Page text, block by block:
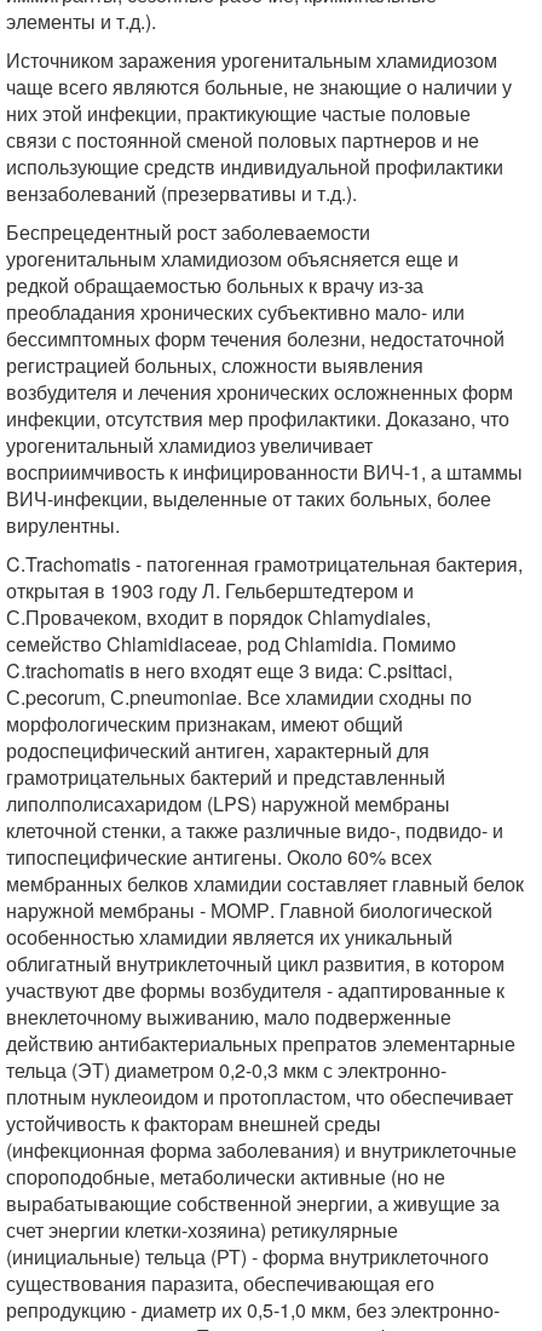
элементы и т.д.).
Источником заражения урогенитальным хламидиозом
чаще всего являются больные, не знающие о наличии у
них этой инфекции, практикующие частые половые
связи с постоянной сменой половых партнеров и не
использующие средств индивидуальной профилактики
вензаболеваний (презервативы и т.д.).
Беспрецедентный рост заболеваемости
урогенитальным хламидиозом объясняется еще и
редкой обращаемостью больных к врачу из-за
преобладания хронических субъективно мало- или
бессимптомных форм течения болезни, недостаточной
регистрацией больных, сложности выявления
возбудителя и лечения хронических осложненных форм
инфекции, отсутствия мер профилактики. Доказано, что
урогенитальный хламидиоз увеличивает
восприимчивость к инфицированности ВИЧ-1, а штаммы
ВИЧ-инфекции, выделенные от таких больных, более
вирулентны.
C.Trachomatis - патогенная грамотрицательная бактерия,
открытая в 1903 году Л. Гельберштедтером и
С.Провачеком, входит в порядок Chlamydiales,
семейство Chlamidiaceae, род Chlamidia. Помимо
C.trachomatis в него входят еще 3 вида: С.psittaci,
С.pecorum, С.pneumoniae. Все хламидии сходны по
морфологическим признакам, имеют общий
родоспецифический антиген, характерный для
грамотрицательных бактерий и представленный
липолполисахаридом (LPS) наружной мембраны
клеточной стенки, а также различные видо-, подвидо- и
типоспецифические антигены. Около 60% всех
мембранных белков хламидии составляет главный белок
наружной мембраны - МОМР. Главной биологической
особенностью хламидии является их уникальный
облигатный внутриклеточный цикл развития, в котором
участвуют две формы возбудителя - адаптированные к
внеклеточному выживанию, мало подверженные
действию антибактериальных препратов элементарные
тельца (ЭТ) диаметром 0,2-0,3 мкм с электронно-
плотным нуклеоидом и протопластом, что обеспечивает
устойчивость к факторам внешней среды
(инфекционная форма заболевания) и внутриклеточные
спороподобные, метаболически активные (но не
вырабатывающие собственной энергии, а живущие за
счет энергии клетки-хозяина) ретикулярные
(инициальные) тельца (РТ) - форма внутриклеточного
существования паразита, обеспечивающая его
репродукцию - диаметр их 0,5-1,0 мкм, без электронно-